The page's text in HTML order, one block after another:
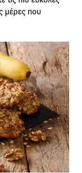
μέρες που